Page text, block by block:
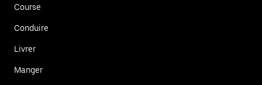
Course
Conduire
Livrer
Manger